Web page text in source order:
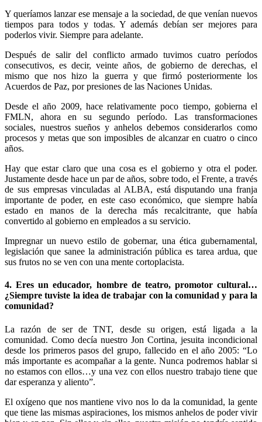
Y queríamos lanzar ese mensaje a la sociedad, de que venían nuevos
tiempos para todos y todas. Y además debían ser mejores para
poderlos vivir. Siempre para adelante.
Después de salir del conflicto armado tuvimos cuatro períodos
consecutivos, es decir, veinte años, de gobierno de derechas, el
mismo que nos hizo la guerra y que firmó posteriormente los
Acuerdos de Paz, por presiones de las Naciones Unidas.
Desde el año 2009, hace relativamente poco tiempo, gobierna el
FMLN, ahora en su segundo período. Las transformaciones
sociales, nuestros sueños y anhelos debemos considerarlos como
procesos y metas que son imposibles de alcanzar en cuatro o cinco
años.
Hay que estar claro que una cosa es el gobierno y otra el poder.
Justamente desde hace un par de años, sobre todo, el Frente, a través
de sus empresas vinculadas al ALBA, está disputando una franja
importante de poder, en este caso económico, que siempre había
estado en manos de la derecha más recalcitrante, que había
convertido al gobierno en empleados a su servicio.
Impregnar un nuevo estilo de gobernar, una ética gubernamental,
legislación que sanee la administración pública es tarea ardua, que
sus frutos no se ven con una mente cortoplacista.
4. Eres un educador, hombre de teatro, promotor cultural…
¿Siempre tuviste la idea de trabajar con la comunidad y para la
comunidad?
La razón de ser de TNT, desde su origen, está ligada a la
comunidad. Como decía nuestro Jon Cortina, jesuita incondicional
desde los primeros pasos del grupo, fallecido en el año 2005: “Lo
más importante es acompañar a la gente. Nunca podremos hablar si
no estamos con ellos…y una vez con ellos nuestro trabajo tiene que
dar esperanza y aliento”.
El oxígeno que nos mantiene vivo nos lo da la comunidad, la gente
que tiene las mismas aspiraciones, los mismos anhelos de poder vivir